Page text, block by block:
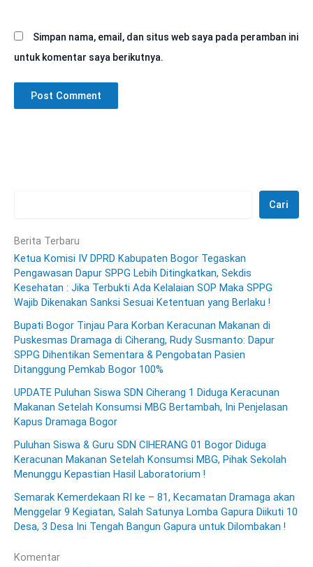
Simpan nama, email, dan situs web saya pada peramban ini
untuk komentar saya berikutnya.
Cari
Berita Terbaru
Ketua Komisi IV DPRD Kabupaten Bogor Tegaskan
Pengawasan Dapur SPPG Lebih Ditingkatkan, Sekdis
Kesehatan : Jika Terbukti Ada Kelalaian SOP Maka SPPG
Wajib Dikenakan Sanksi Sesuai Ketentuan yang Berlaku !
Bupati Bogor Tinjau Para Korban Keracunan Makanan di
Puskesmas Dramaga di Ciherang, Rudy Susmanto: Dapur
SPPG Dihentikan Sementara & Pengobatan Pasien
Ditanggung Pemkab Bogor 100%
UPDATE Puluhan Siswa SDN Ciherang 1 Diduga Keracunan
Makanan Setelah Konsumsi MBG Bertambah, Ini Penjelasan
Kapus Dramaga Bogor
Puluhan Siswa & Guru SDN CIHERANG 01 Bogor Diduga
Keracunan Makanan Setelah Konsumsi MBG, Pihak Sekolah
Menunggu Kepastian Hasil Laboratorium !
Semarak Kemerdekaan RI ke – 81, Kecamatan Dramaga akan
Menggelar 9 Kegiatan, Salah Satunya Lomba Gapura Diikuti 10
Desa, 3 Desa Ini Tengah Bangun Gapura untuk Dilombakan !
Komentar